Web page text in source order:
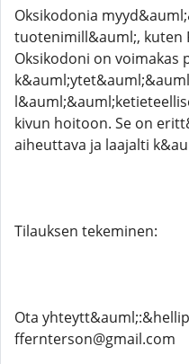
Oksikodonia
tuotenimill&auml;, kuten
Oksikodoni on
kivun hoitoon. Se on
aiheuttava ja laajalti
Tilauksen tekeminen:
Ota
ffernterson@gmail.com